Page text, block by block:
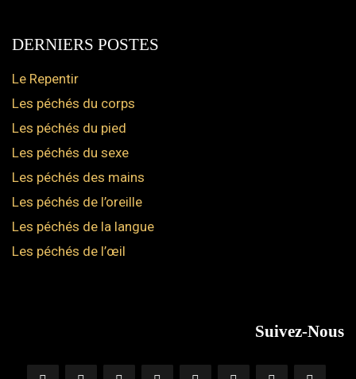
DERNIERS POSTES
Le Repentir
Les péchés du corps
Les péchés du pied
Les péchés du sexe
Les péchés des mains
Les péchés de l’oreille
Les péchés de la langue
Les péchés de l’œil
Suivez-Nous